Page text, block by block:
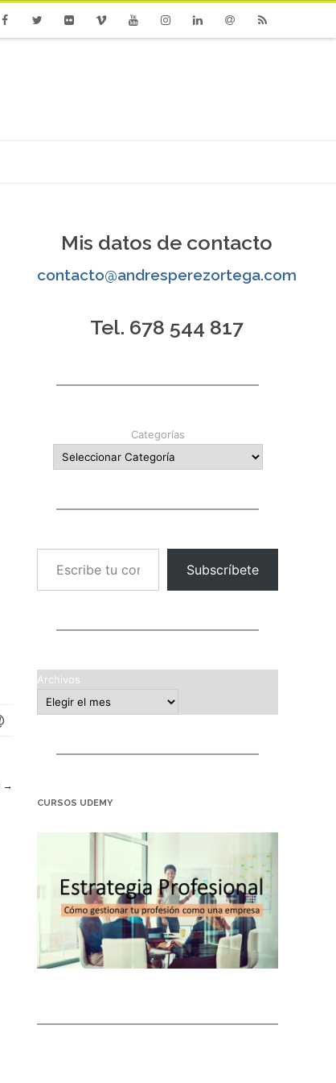
→
Mis datos de contacto
contacto@andresperezortega.com
Tel. 678 544 817
Categorías
Escribe tu correo electrónico…
Subscríbete
Archivos
CURSOS UDEMY